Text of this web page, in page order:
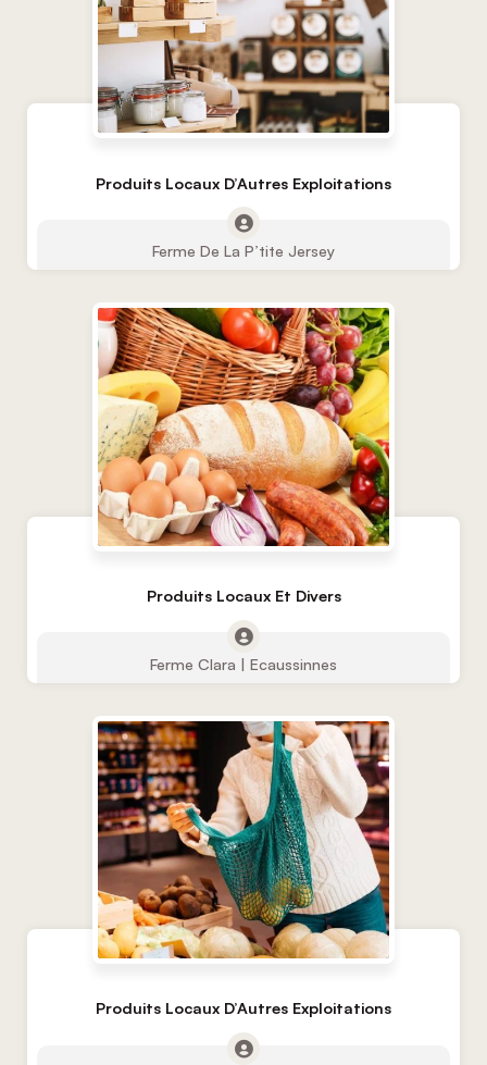
Produits Locaux D’Autres Exploitations
Ferme De La P’tite Jersey
Produits Locaux Et Divers
Ferme Clara | Ecaussinnes
Produits Locaux D’Autres Exploitations